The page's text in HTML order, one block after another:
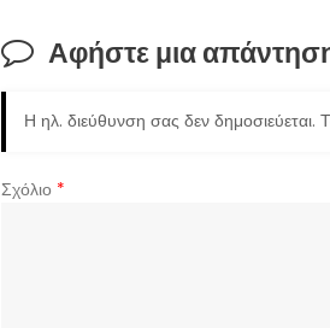
ή
γ
η
σ
Αφήστε μια
Η ηλ. διεύθυνση σας δεν δημοσιεύεται.
Σχόλιο *